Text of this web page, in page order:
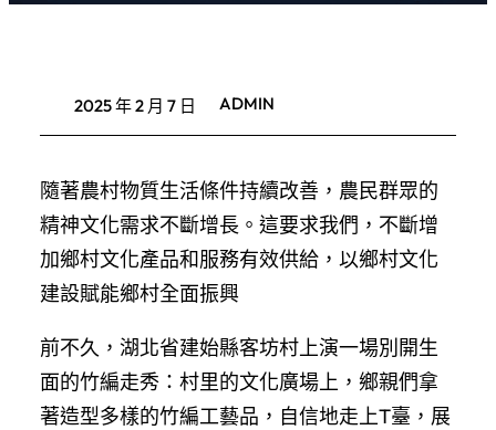
2025 年 2 月 7 日 ADMIN
隨著農村物質生活條件持續改善，農民群眾的
精神文化需求不斷增長。這要求我們，不斷增
加鄉村文化產品和服務有效供給，以鄉村文化
建設賦能鄉村全面振興
前不久，湖北省建始縣客坊村上演一場別開生
面的竹編走秀：村里的文化廣場上，鄉親們拿
著造型多樣的竹編工藝品，自信地走上T臺，展